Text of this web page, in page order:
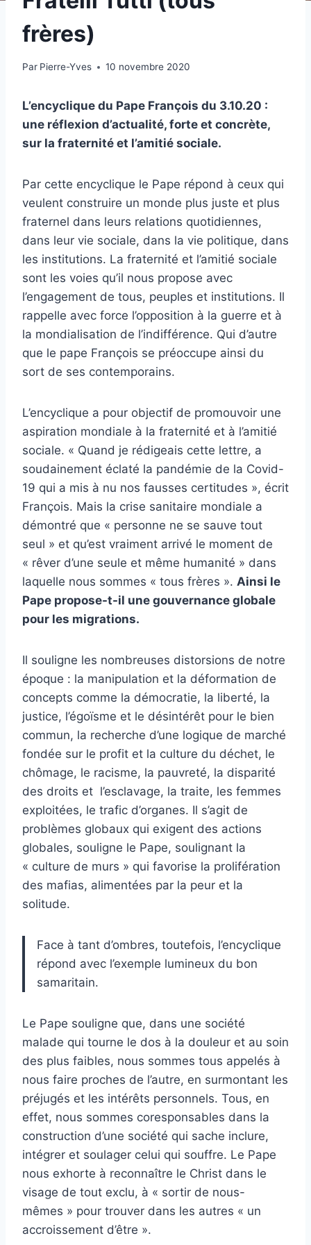
frères)
Par Pierre-Yves 10 novembre 2020
L’encyclique du Pape François du 3.10.20 :
une réflexion d’actualité, forte et concrète,
sur la fraternité et l’amitié sociale.
Par cette encyclique le Pape répond à ceux qui
veulent construire un monde plus juste et plus
fraternel dans leurs relations quotidiennes,
dans leur vie sociale, dans la vie politique, dans
les institutions. La fraternité et l’amitié sociale
sont les voies qu’il nous propose avec
l’engagement de tous, peuples et institutions. Il
rappelle avec force l’opposition à la guerre et à
la mondialisation de l’indifférence. Qui d’autre
que le pape François se préoccupe ainsi du
sort de ses contemporains.
L’encyclique a pour objectif de promouvoir une
aspiration mondiale à la fraternité et à l’amitié
sociale. « Quand je rédigeais cette lettre, a
soudainement éclaté la pandémie de la Covid-
19 qui a mis à nu nos fausses certitudes », écrit
François. Mais la crise sanitaire mondiale a
démontré que « personne ne se sauve tout
seul » et qu’est vraiment arrivé le moment de
« rêver d’une seule et même humanité » dans
laquelle nous sommes « tous frères ». Ainsi le
Pape propose-t-il une gouvernance globale
pour les migrations.
Il souligne les nombreuses distorsions de notre
époque : la manipulation et la déformation de
concepts comme la démocratie, la liberté, la
justice, l’égoïsme et le désintérêt pour le bien
commun, la recherche d’une logique de marché
fondée sur le profit et la culture du déchet, le
chômage, le racisme, la pauvreté, la disparité
des droits et l’esclavage, la traite, les femmes
exploitées, le trafic d’organes. Il s’agit de
problèmes globaux qui exigent des actions
globales, souligne le Pape, soulignant la
« culture de murs » qui favorise la prolifération
des mafias, alimentées par la peur et la
solitude.
Face à tant d’ombres, toutefois, l’encyclique
répond avec l’exemple lumineux du bon
samaritain.
Le Pape souligne que, dans une société
malade qui tourne le dos à la douleur et au soin
des plus faibles, nous sommes tous appelés à
nous faire proches de l’autre, en surmontant les
préjugés et les intérêts personnels. Tous, en
effet, nous sommes coresponsables dans la
construction d’une société qui sache inclure,
intégrer et soulager celui qui souffre. Le Pape
nous exhorte à reconnaître le Christ dans le
visage de tout exclu, à « sortir de nous-
mêmes » pour trouver dans les autres « un
accroissement d’être ».